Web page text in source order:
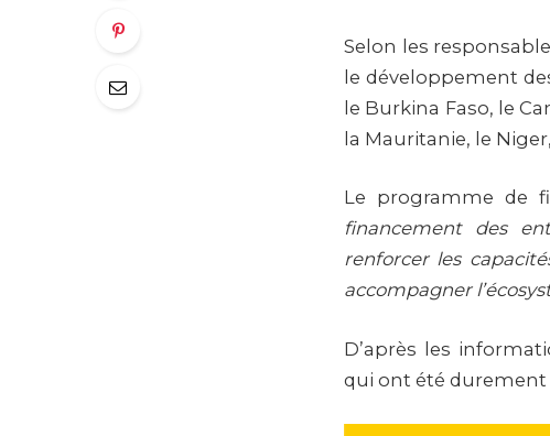
Selon les
le développement
le Burkina Faso, le
la Mauritanie, le
Le programme de
financement des
renforcer les
accompagner
D’après les
qui ont été durement